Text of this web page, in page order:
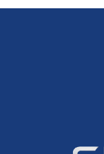
Empresa de
Empresa de
Empresa de
Empresas de
Empresas de
Facility
Instalação de